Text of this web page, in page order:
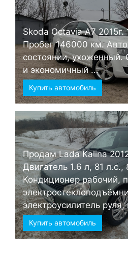
Skoda Octavia А7 2015г.
Пробег 146000 км.
состоянии,
и экономичный ...
Купить автомобиль
Продам Lada Kalina
Двигатель 1.6 л, 81
Кондиционер рабочий,
электроусилитель
Купить автомобиль